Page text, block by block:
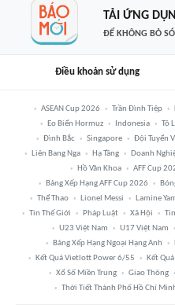
TẢI ỨNG
ĐỂ KHÔNG BỎ
Điều khoản sử dụng
ASEAN Cup 2026 Trần Đình Tiệp
Eo Biển Hormuz
Indonesia Tô
Đình Bắc
Singapore Đội Tuyển
Liên Bang Nga
Hạ Tầng Doanh
Hồ Văn Khoa
AFF Cup
Bảng Xếp Hạng AFF Cup 2026
Thể Thao
Lionel Messi Lamine
Tin Thế Giới
Pháp Luật Xã Hội
U23 Việt Nam
U17 Việt Nam
Bảng Xếp Hạng Ngoại Hạng Anh
Kết Quả Vietlott Power 6/55
Kết Quả
Xổ Số Miền Trung
Giao Thông
Thời Tiết Thành Phố Hồ Chí